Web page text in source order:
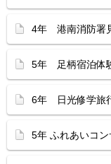
4年 港南消防署
5年 足柄宿泊体
6年 日光修学旅
5年 ふれあいコ